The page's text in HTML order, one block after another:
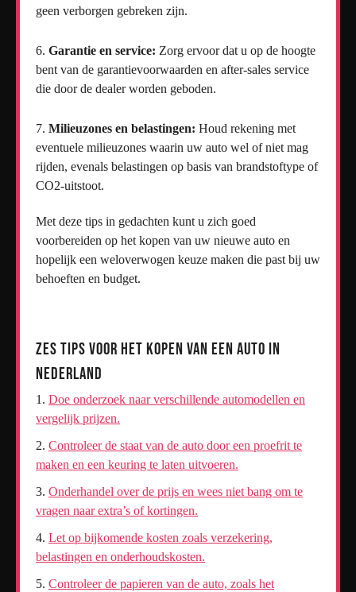
geen verborgen gebreken zijn.
Garantie en service: Zorg ervoor dat u op de hoogte
bent van de garantievoorwaarden en after-sales service
die door de dealer worden geboden.
Milieuzones en belastingen: Houd rekening met
eventuele milieuzones waarin uw auto wel of niet mag
rijden, evenals belastingen op basis van brandstoftype of
CO2-uitstoot.
Met deze tips in gedachten kunt u zich goed
voorbereiden op het kopen van uw nieuwe auto en
hopelijk een weloverwogen keuze maken die past bij uw
behoeften en budget.
Zes Tips voor het Kopen van een Auto in
Nederland
Doe onderzoek naar verschillende automodellen en
vergelijk prijzen.
Controleer de staat van de auto door een proefrit te
maken en een keuring te laten uitvoeren.
Onderhandel over de prijs en wees niet bang om te
vragen naar extra’s of kortingen.
Let op bijkomende kosten zoals verzekering,
belastingen en onderhoudskosten.
Controleer de papieren van de auto, zoals het